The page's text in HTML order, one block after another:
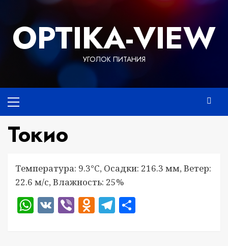
содержимому
OPTIKA-VIEW
УГОЛОК ПИТАНИЯ
меню
Токио
Температура: 9.3°C, Осадки: 216.3 мм, Ветер:
22.6 м/с, Влажность: 25%
WhatsApp
VKViberOdnoklassniki
Telegram